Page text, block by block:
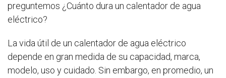
preguntemos ¿Cuánto dura un calentador de agua
eléctrico?
La vida útil de un calentador de agua eléctrico
depende en gran medida de su capacidad, marca,
modelo, uso y cuidado. Sin embargo, en promedio, un